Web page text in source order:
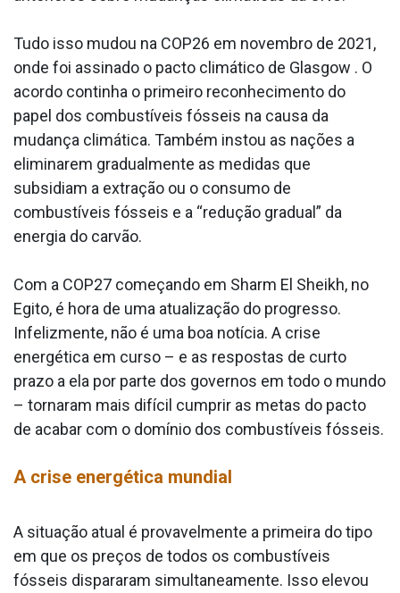
Tudo isso mudou na COP26 em novembro de 2021,
onde foi assinado o pacto climático de Glasgow . O
acordo continha o primeiro reconhecimento do
papel dos combustíveis fósseis na causa da
mudança climática. Também instou as nações a
eliminarem gradualmente as medidas que
subsidiam a extração ou o consumo de
combustíveis fósseis e a “redução gradual” da
energia do carvão.
Com a COP27 começando em Sharm El Sheikh, no
Egito, é hora de uma atualização do progresso.
Infelizmente, não é uma boa notícia. A crise
energética em curso – e as respostas de curto
prazo a ela por parte dos governos em todo o mundo
– tornaram mais difícil cumprir as metas do pacto
de acabar com o domínio dos combustíveis fósseis.
A crise energética mundial
A situação atual é provavelmente a primeira do tipo
em que os preços de todos os combustíveis
fósseis dispararam simultaneamente. Isso elevou